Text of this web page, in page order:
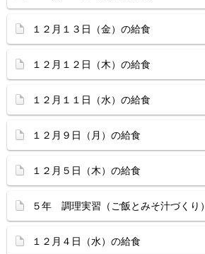
１２月１３日（金）の給食
１２月１２日（木）の給食
１２月１１日（水）の給食
１２月９日（月）の給食
１２月５日（木）の給食
５年 調理実習（ご飯とみそ汁づくり）
１２月４日（水）の給食